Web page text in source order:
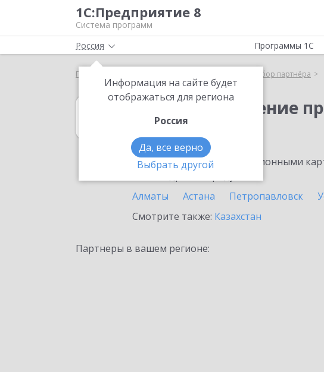
1С:Предприятие 8
Система программ
Россия
Информация на сайте будет
отображаться для региона
Россия
Да, все верно
Выбрать другой
Программы 1С
Главная Выбор партнёра
1С:ERP Управление
в Косшы
Ознакомьтесь с информационными
Алматы
Астана Петропавловск
Смотрите также: Казахстан
Партнеры в вашем регионе: